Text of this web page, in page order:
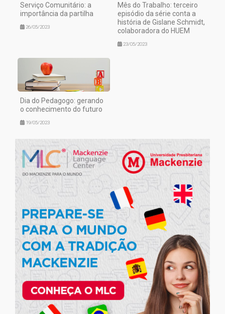
Serviço Comunitário: a
importância da partilha
26/05/2023
Mês do Trabalho: terceiro
episódio da série conta a
história de Gislane Schmidt,
colaboradora do HUEM
23/05/2023
Dia do Pedagogo: gerando
o conhecimento do futuro
19/05/2023